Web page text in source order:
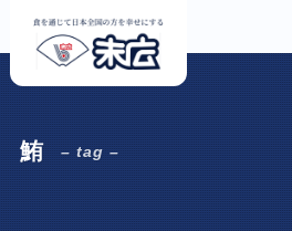
鮪 – tag –